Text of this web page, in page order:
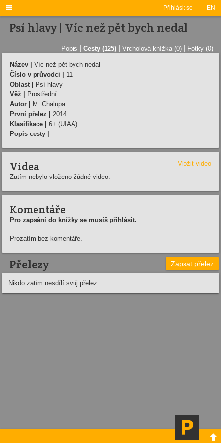
Přihlásit se EN

Psí hlavy | Víc než pět bych nedal
Popis Cesty (125) Vrcholová knížka (0) Fotky (0)
Název |
Víc než pět bych nedal
Číslo v průvodci |
11
Oblast |
Psí hlavy
Věž |
Prostřední
Autor |
M. Chalupa
První přelez |
2014
Klasifikace |
6+ (UIAA)
Popis cesty |
Videa
Vložit video
Zatím nebylo vloženo žádné video.
Komentáře
Pro zapsání do knížky se musíš přihlásit.
Prozatím bez komentáře.
Přelezy Zapsat přelez
Nikdo zatím nesdílí svůj přelez.
